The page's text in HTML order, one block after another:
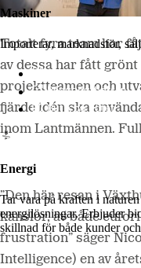
Maskiner
Importerar, marknadsför,
Lantmännen
Begagnatbörsen
Butik på nätet
Energi
Tar vara på kraften i
energilösningar. Erbjuder
skillnad för både kunder
Totalt fyra team har
av dessa har fått
projektteamen och
fjärde idén ska
inom Lantmännen.
”Den här resan i
känslor, av både
frustration” säger
Intelligence) en av